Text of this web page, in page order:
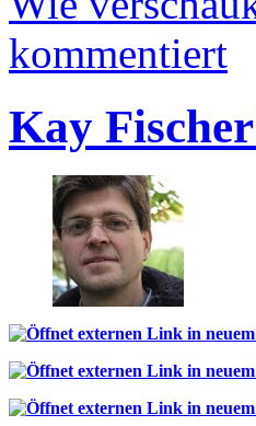
kommentiert
Kay